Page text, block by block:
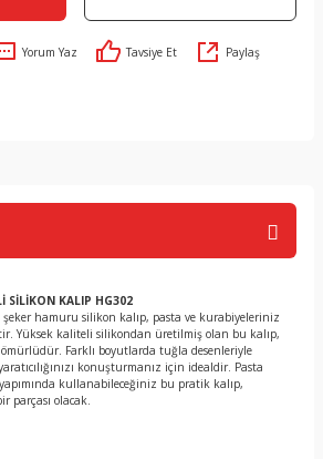
Yorum Yaz Tavsiye Et Paylaş
SİLİKON KALIP HG302
hamuru silikon kalıp, pasta ve kurabiyeleriniz
Yüksek kaliteli silikondan üretilmiş olan bu kalıp,
Farklı boyutlarda tuğla desenleriyle
konuşturmanız için idealdir. Pasta
kullanabileceğiniz bu pratik kalıp,
parçası olacak.